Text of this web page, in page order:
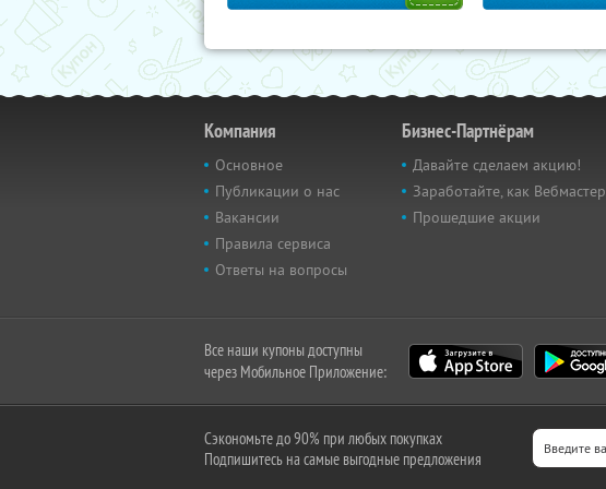
Компания
Основное
Публикации о нас
Вакансии
Правила сервиса
Ответы на вопросы
Бизнес-Партнёрам
Давайте сделаем акцию!
Заработайте, как Вебмастер
Прошедшие акции
Все наши купоны доступны
через Мобильное Приложение:
Сэкономьте до 90% при любых покупках
Подпишитесь на самые выгодные предложения